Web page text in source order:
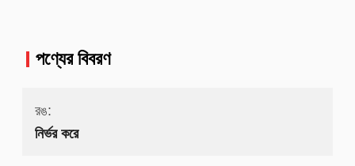
পণ্যের বিবরণ
রঙ:
নির্ভর করে